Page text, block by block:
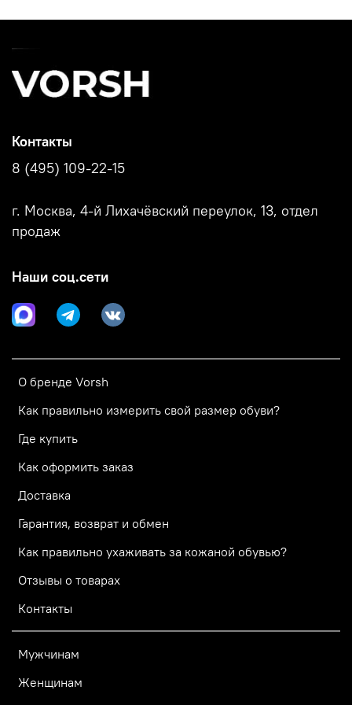
О бренде Vorsh
Как правильно измерить свой размер обуви?
Где купить
Как оформить заказ
Доставка
Гарантия, возврат и обмен
Как правильно ухаживать за кожаной обувью?
Отзывы о товарах
Контакты
Мужчинам
Женщинам
Контакты
8 (495) 109-22-15
г. Москва, 4-й Лихачёвский переулок, 13, отдел
продаж
Наши соц.сети